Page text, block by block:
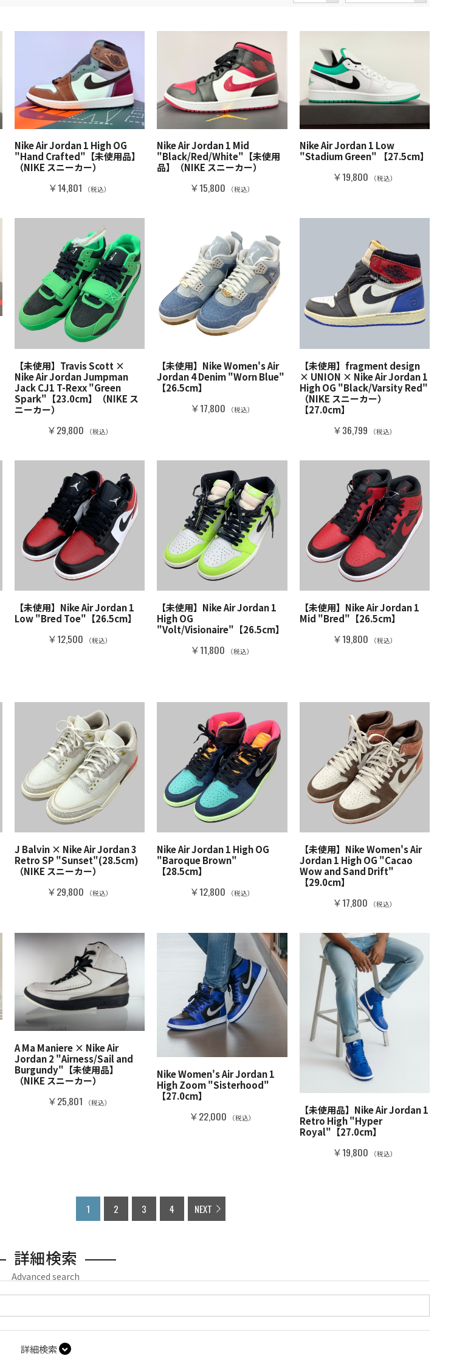
Nike Air Jordan 1 High OG
"Hand Crafted"【未使用品】
（NIKE スニーカー）
￥14,801 （税込）
Nike Air Jordan 1 Mid
"Black/Red/White"【未使用
品】（NIKE スニーカー）
￥15,800 （税込）
Nike Air Jordan 1 Low
"Stadium Green" 【27.5cm】
￥19,800 （税込）
【未使用】Travis Scott ×
Nike Air Jordan Jumpman
Jack CJ1 T-Rexx "Green
Spark"【23.0cm】（NIKE ス
ニーカー）
￥29,800 （税込）
【未使用】Nike Women's Air
Jordan 4 Denim "Worn Blue"
【26.5cm】
￥17,800 （税込）
【未使用】fragment design
× UNION × Nike Air Jordan 1
High OG "Black/Varsity Red"
（NIKE スニーカー）
【27.0cm】
￥36,799 （税込）
【未使用】Nike Air Jordan 1
Low "Bred Toe"【26.5cm】
￥12,500 （税込）
【未使用】Nike Air Jordan 1
High OG
"Volt/Visionaire"【26.5cm】
￥11,800 （税込）
【未使用】Nike Air Jordan 1
Mid "Bred"【26.5cm】
￥19,800 （税込）
J Balvin × Nike Air Jordan 3
Retro SP "Sunset"(28.5cm)
（NIKE スニーカー）
￥29,800 （税込）
Nike Air Jordan 1 High OG
"Baroque Brown"
【28.5cm】
￥12,800 （税込）
【未使用】Nike Women's Air
Jordan 1 High OG "Cacao
Wow and Sand Drift"
【29.0cm】
￥17,800 （税込）
A Ma Maniere × Nike Air
Jordan 2 "Airness/Sail and
Burgundy"【未使用品】
（NIKE スニーカー）
￥25,801 （税込）
Nike Women's Air Jordan 1
High Zoom "Sisterhood"
【27.0cm】
￥22,000 （税込）
【未使用品】Nike Air Jordan 1
Retro High "Hyper
Royal"【27.0cm】
￥19,800 （税込）
1 2 3 4 NEXT
詳細検索
Advanced search
詳細検索